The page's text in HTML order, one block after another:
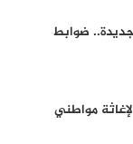
ضوابط
مواطني